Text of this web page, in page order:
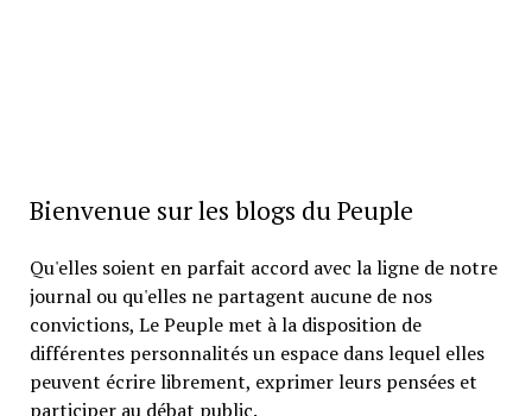
Bienvenue sur les blogs du Peuple
Qu'elles soient en parfait accord avec la ligne de notre
journal ou qu'elles ne partagent aucune de nos
convictions, Le Peuple met à la disposition de
différentes personnalités un espace dans lequel elles
peuvent écrire librement, exprimer leurs pensées et
participer au débat public.